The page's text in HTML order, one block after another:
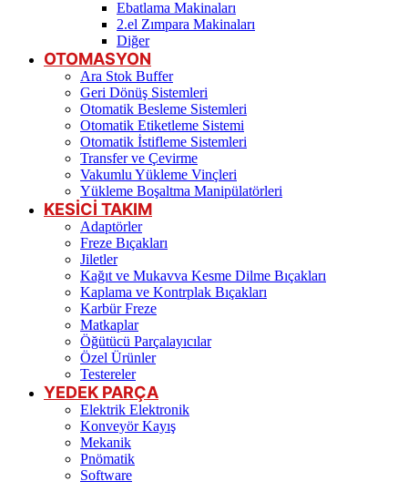
Ebatlama Makinaları
2.el Zımpara Makinaları
Diğer
OTOMASYON
Ara Stok Buffer
Geri Dönüş Sistemleri
Otomatik Besleme Sistemleri
Otomatik Etiketleme Sistemi
Otomatik İstifleme Sistemleri
Transfer ve Çevirme
Vakumlu Yükleme Vinçleri
Yükleme Boşaltma Manipülatörleri
KESİCİ TAKIM
Adaptörler
Freze Bıçakları
Jiletler
Kağıt ve Mukavva Kesme Dilme Bıçakları
Kaplama ve Kontrplak Bıçakları
Karbür Freze
Matkaplar
Öğütücü Parçalayıcılar
Özel Ürünler
Testereler
YEDEK PARÇA
Elektrik Elektronik
Konveyör Kayış
Mekanik
Pnömatik
Software